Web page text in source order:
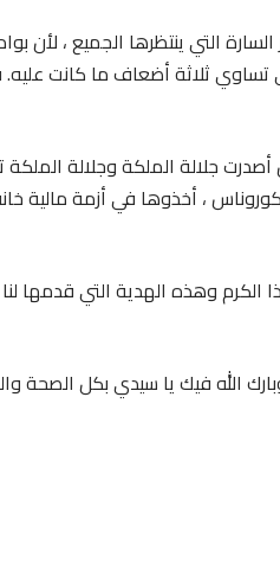
التي ينتظرها الجميع ، لأن
تساوي ثلاثة أضعاف ما كانت
جلالة الملكة وجلالة الملكة
، أخذوها في أزمة مالية
الكرم وهذه الهدية التي قدمها
وبارك الله فيك يا سيدي بكل